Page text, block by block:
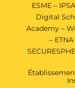
ESME – IPSA
Digital
Academy–
– ETNA